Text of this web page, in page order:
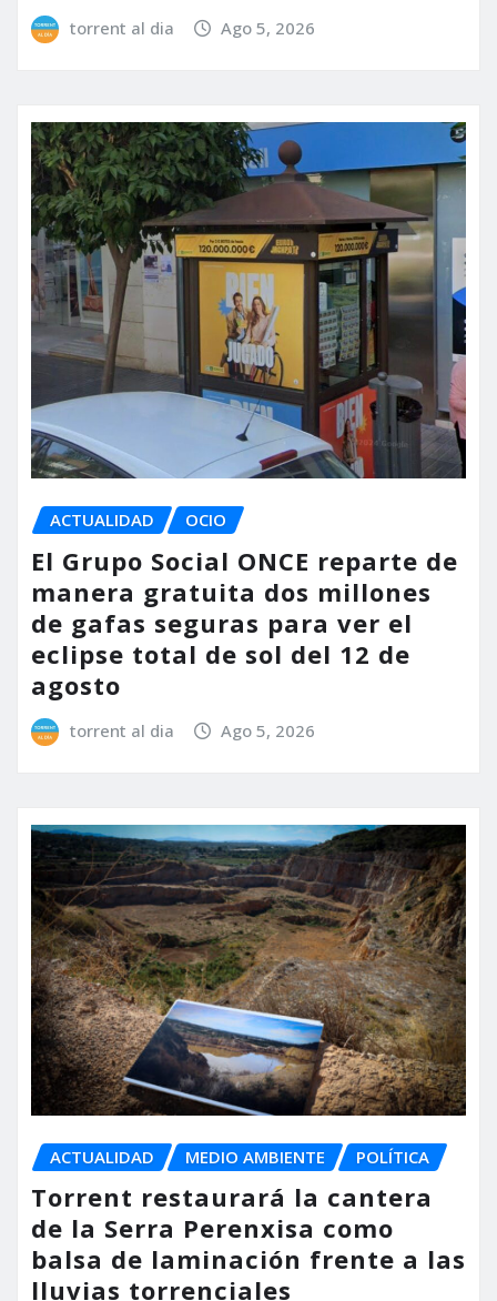
torrent al dia Ago 5, 2026
ACTUALIDAD OCIO
El Grupo Social ONCE reparte de
manera gratuita dos millones
de gafas seguras para ver el
eclipse total de sol del 12 de
agosto
torrent al dia Ago 5, 2026
ACTUALIDAD MEDIO AMBIENTE POLÍTICA
Torrent restaurará la cantera
de la Serra Perenxisa como
balsa de laminación frente a las
lluvias torrenciales